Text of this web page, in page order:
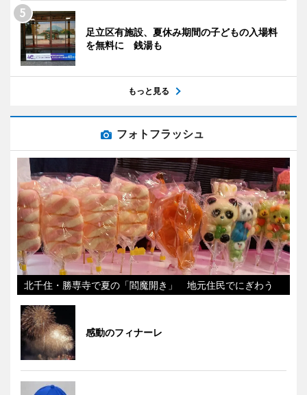
足立区有施設、夏休み期間の子どもの入場料
を無料に 銭湯も
もっと見る
フォトフラッシュ
北千住・勝専寺で夏の「閻魔開き」 地元住民でにぎわう
感動のフィナーレ